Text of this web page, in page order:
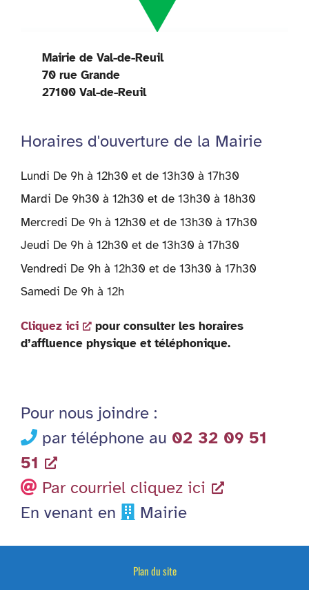
Mairie de Val-de-Reuil
70 rue Grande
27100 Val-de-Reuil
Horaires d'ouverture de la Mairie
Lundi De 9h à 12h30 et de 13h30 à 17h30
Mardi De 9h30 à 12h30 et de 13h30 à 18h30
Mercredi De 9h à 12h30 et de 13h30 à 17h30
Jeudi De 9h à 12h30 et de 13h30 à 17h30
Vendredi De 9h à 12h30 et de 13h30 à 17h30
Samedi De 9h à 12h
Cliquez ici
pour consulter les horaires
d’affluence physique et téléphonique.
Pour nous joindre :
par téléphone au 02 32 09 51
51
Par courriel cliquez ici
En venant en
Mairie
Plan du site